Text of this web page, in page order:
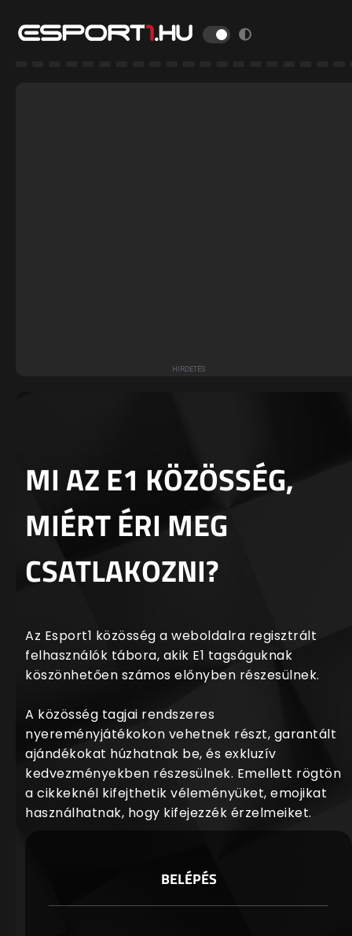
MI AZ E1 KÖZÖSSÉG,
MIÉRT ÉRI MEG
CSATLAKOZNI?
Az Esport1 közösség a weboldalra regisztrált
felhasználók tábora, akik E1 tagságuknak
köszönhetően számos előnyben részesülnek.
A közösség tagjai rendszeres
nyereményjátékokon vehetnek részt, garantált
ajándékokat húzhatnak be, és exkluzív
kedvezményekben részesülnek. Emellett rögtön
a cikkeknél kifejthetik véleményüket, emojikat
használhatnak, hogy kifejezzék érzelmeiket.
BELÉPÉS